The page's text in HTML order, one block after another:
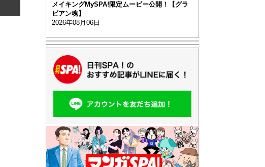
メイキングMySPA!限定ムービー公開！【グラ
ビアン魂】
2026年08月06日